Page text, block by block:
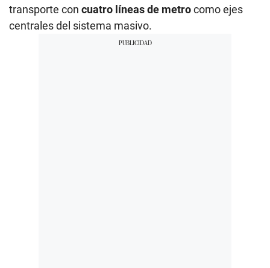
transporte con cuatro líneas de metrocomo ejes
centrales del sistema masivo.